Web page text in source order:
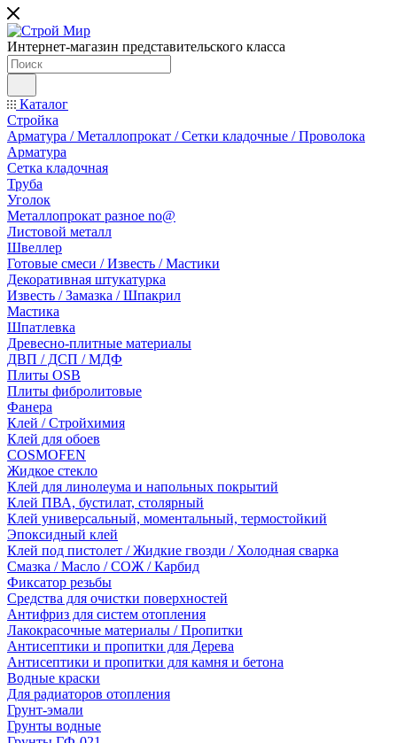
Интернет-магазин представительского класса
Каталог
Стройка
Арматура / Металлопрокат / Сетки кладочные / Проволока
Арматура
Сетка кладочная
Труба
Уголок
Металлопрокат разное no@
Листовой металл
Швеллер
Готовые смеси / Известь / Мастики
Декоративная штукатурка
Известь / Замазка / Шпакрил
Мастика
Шпатлевка
Древесно-плитные материалы
ДВП / ДСП / МДФ
Плиты OSB
Плиты фибролитовые
Фанера
Клей / Стройхимия
Клей для обоев
COSMOFEN
Жидкое стекло
Клей для линолеума и напольных покрытий
Клей ПВА, бустилат, столярный
Клей универсальный, моментальный, термостойкий
Эпоксидный клей
Клей под пистолет / Жидкие гвозди / Холодная сварка
Смазка / Масло / СОЖ / Карбид
Фиксатор резьбы
Средства для очистки поверхностей
Антифриз для систем отопления
Лакокрасочные материалы / Пропитки
Антисептики и пропитки для Дерева
Антисептики и пропитки для камня и бетона
Водные краски
Для радиаторов отопления
Грунт-эмали
Грунты водные